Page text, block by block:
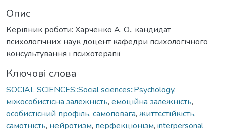
Опис
Керівник роботи: Харченко А. О., кандидат
психологічних наук доцент кафедри психологічного
консультування і психотерапії
Ключові слова
SOCIAL SCIENCES::Social sciences::Psychology,
міжособистісна залежність, емоційна залежність,
особистісний профіль, самоповага, життєстійкість,
самотність, нейротизм, перфекціонізм, interpersonal